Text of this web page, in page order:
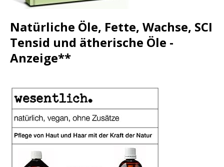
Natürliche Öle, Fette, Wachse, SCI
Tensid und ätherische Öle -
Anzeige**